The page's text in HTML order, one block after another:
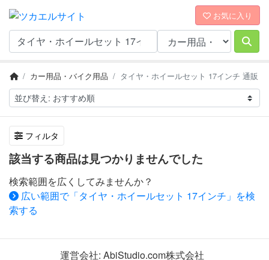
お気に入り
カー用品・バイク用品 タイヤ・ホイールセット 17インチ 通販
フィルタ
該当する商品は見つかりませんでした
検索範囲を広くしてみませんか？
広い範囲で「タイヤ・ホイールセット 17インチ」を検
索する
運営会社: AbiStudio.com株式会社